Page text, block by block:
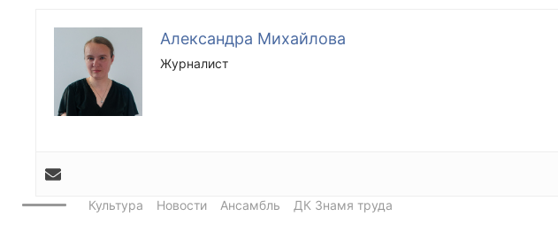
Александра Михайлова
Журналист
Культура Новости Ансамбль ДК Знамя труда